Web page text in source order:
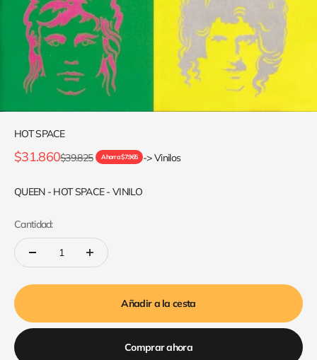
HOT SPACE
Precio de oferta
$31.860Precio normal
$39.825 Ahorra $7.965 -> Vinilos
QUEEN - HOT SPACE - VINILO
Cantidad:
Añadir a la cesta
Comprar ahora